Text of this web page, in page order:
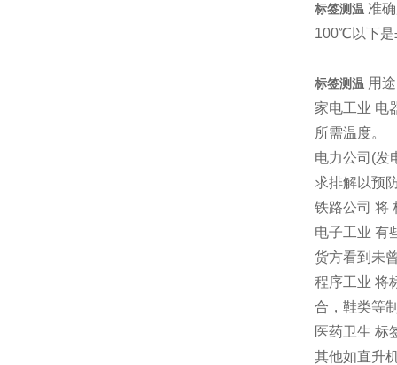
标签测温 准
100℃以下是
标签测温 用途
家电工业 电
所需温度。
电力公司(发
求排解以预
铁路公司 将
电子工业 有
货方看到未
程序工业 将
合，鞋类等
医药卫生 标
其他如直升